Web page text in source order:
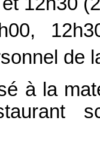
de
à la